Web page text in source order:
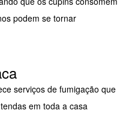
podem se tornar
serviços de fumigação que
em toda a casa